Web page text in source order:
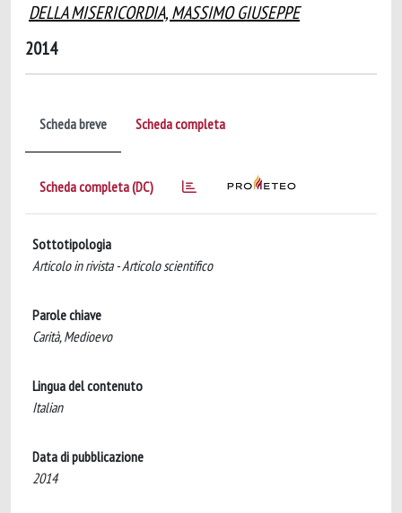
DELLA MISERICORDIA, MASSIMO GIUSEPPE
2014
Scheda breve Scheda completa
Scheda completa (DC)
Sottotipologia
Articolo in rivista - Articolo scientifico
Parole chiave
Carità, Medioevo
Lingua del contenuto
Italian
Data di pubblicazione
2014